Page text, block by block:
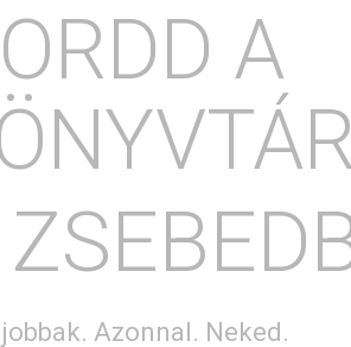
A
Azonnal. Neked.